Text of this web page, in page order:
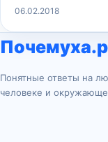
06.02.2018
Понятные ответы на
человеке и